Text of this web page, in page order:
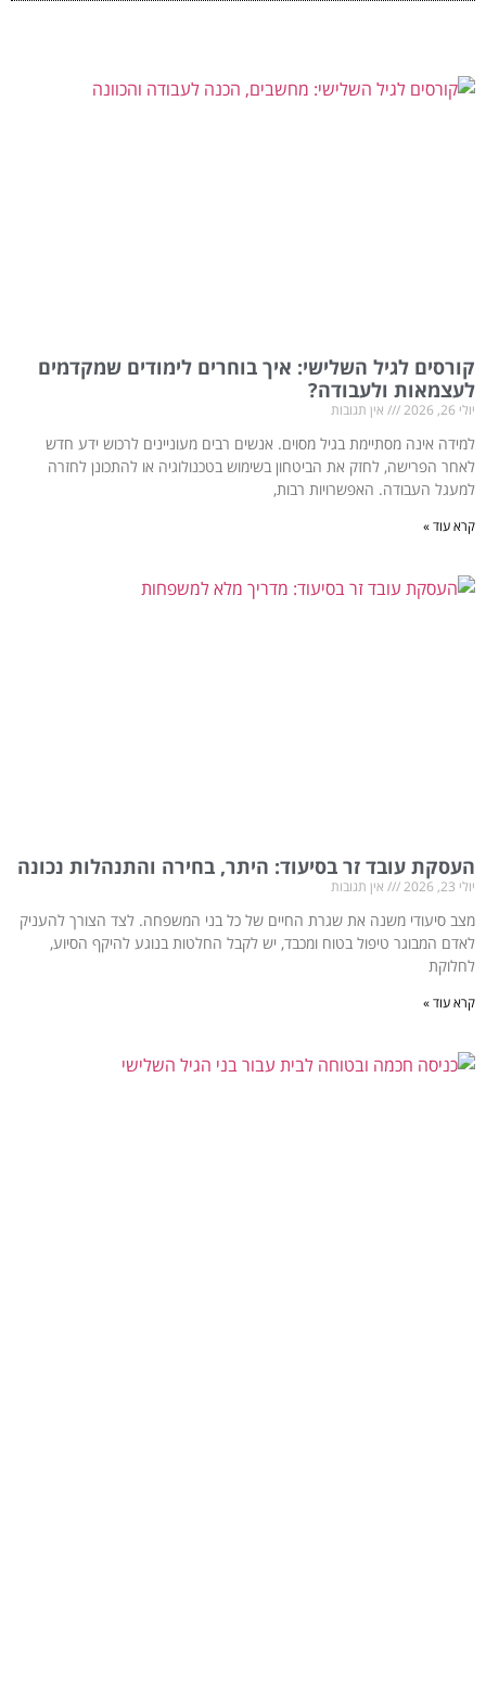
קורסים לגיל השלישי: איך בוחרים לימודים שמקדמים
לעצמאות ולעבודה?
יולי 26, 2026 אין תגובות
למידה אינה מסתיימת בגיל מסוים. אנשים רבים מעוניינים לרכוש ידע חדש
לאחר הפרישה, לחזק את הביטחון בשימוש בטכנולוגיה או להתכונן לחזרה
למעגל העבודה. האפשרויות רבות,
קרא עוד »
העסקת עובד זר בסיעוד: היתר, בחירה והתנהלות נכונה
יולי 23, 2026 אין תגובות
מצב סיעודי משנה את שגרת החיים של כל בני המשפחה. לצד הצורך להעניק
לאדם המבוגר טיפול בטוח ומכבד, יש לקבל החלטות בנוגע להיקף הסיוע,
לחלוקת
קרא עוד »